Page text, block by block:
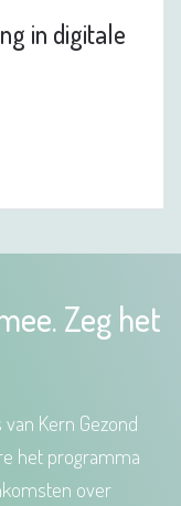
in digitale
Zeg het
Kern Gezond
het programma
over